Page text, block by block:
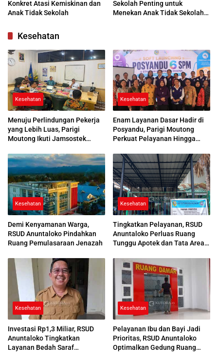
Konkret Atasi Kemiskinan dan
Anak Tidak Sekolah
Sekolah Penting untuk
Menekan Anak Tidak Sekolah
Kesehatan
Kesehatan
Menuju Perlindungan Pekerja
yang Lebih Luas, Parigi
Moutong Ikuti Jamsostek
Kesehatan
Enam Layanan Dasar Hadir di
Posyandu, Parigi Moutong
Perkuat Pelayanan Hingga
Kesehatan
Demi Kenyamanan Warga,
RSUD Anuntaloko Pindahkan
Ruang Pemulasaraan Jenazah
Kesehatan
Tingkatkan Pelayanan, RSUD
Anuntaloko Perluas Ruang
Tunggu Apotek dan Tata Area
Kesehatan
Investasi Rp1,3 Miliar, RSUD
Anuntaloko Tingkatkan
Layanan Bedah Saraf
Kesehatan
Pelayanan Ibu dan Bayi Jadi
Prioritas, RSUD Anuntaloko
Optimalkan Gedung Ruang